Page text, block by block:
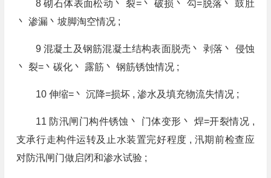
8 砌石体表面松动丶 裂=丶 破损丶 勾=脱落丶 鼓肚
丶 渗漏丶坡脚淘空情况 ;
9 混凝土及钢筋混凝土结构表面脱壳丶 剥落丶 侵蚀
丶 裂=丶碳化丶 露筋丶 钢筋锈蚀情况 ;
10 伸缩=丶 沉降=损坏 , 渗水及填充物流失情况 ;
11 防汛闸门构件锈蚀丶 门体变形丶 焊=开裂情况 ,
支承行走构件运转及止水装置完好程度 , 汛期前检查应
对防汛闸门做启闭和渗水试验 ;